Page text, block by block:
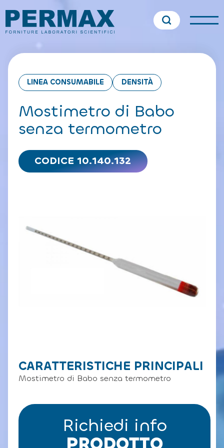
LINEA CONSUMABILE DENSITÀ
Mostimetro di Babo
senza termometro
CODICE 10.140.132
CARATTERISTICHE PRINCIPALI
Mostimetro di Babo senza termometro
Richiedi info